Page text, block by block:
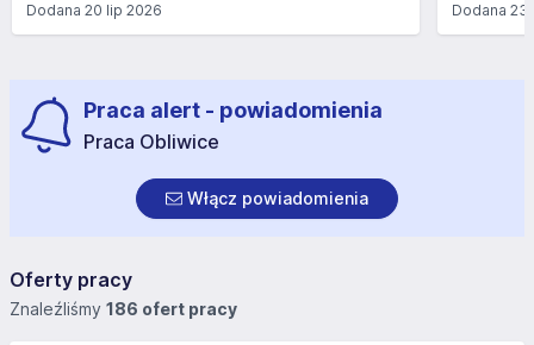
Dodana 20 lip 2026 Dodana23
Praca alert - powiadomienia
Praca Obliwice
Włącz powiadomienia
Oferty pracy
Znaleźliśmy 186 ofert pracy